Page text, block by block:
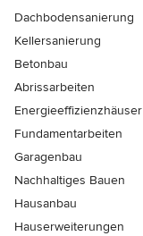
Dachbodensanierung
Kellersanierung
Betonbau
Abrissarbeiten
Energieeffizienzhäuser
Fundamentarbeiten
Garagenbau
Nachhaltiges Bauen
Hausanbau
Hauserweiterungen